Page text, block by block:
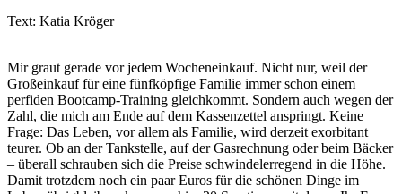
Text: Katia Kröger
Mir graut gerade vor jedem Wocheneinkauf. Nicht nur, weil der
Großeinkauf für eine fünfköpfige Familie immer schon einem
perfiden Bootcamp-Training gleichkommt. Sondern auch wegen der
Zahl, die mich am Ende auf dem Kassenzettel anspringt. Keine
Frage: Das Leben, vor allem als Familie, wird derzeit exorbitant
teurer. Ob an der Tankstelle, auf der Gasrechnung oder beim Bäcker
– überall schrauben sich die Preise schwindelerregend in die Höhe.
Damit trotzdem noch ein paar Euros für die schönen Dinge im